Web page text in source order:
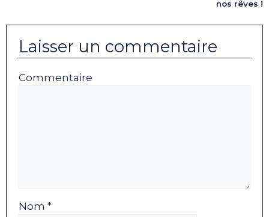
nos rêves !
Laisser un commentaire
Commentaire
Nom *